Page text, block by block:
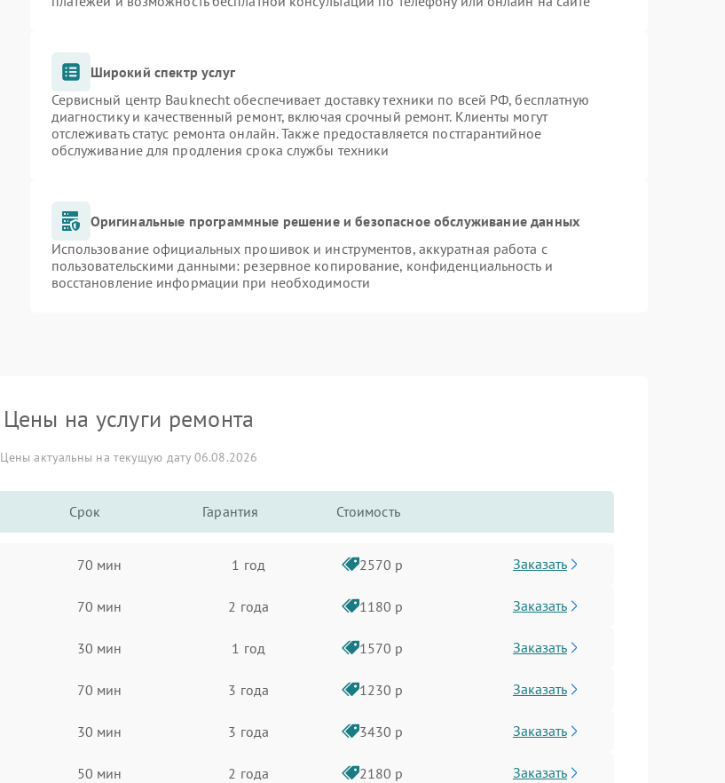
Широкий спектр услуг
Сервисный центр Bauknecht обеспечивает доставку техники по всей РФ, бесплатную
диагностику и качественный ремонт, включая срочный ремонт. Клиенты могут
отслеживать статус ремонта онлайн. Также предоставляется постгарантийное
обслуживание для продления срока службы техники
Оригинальные программные решение и безопасное обслуживание данных
Использование официальных прошивок и инструментов, аккуратная работа с
пользовательскими данными: резервное копирование, конфиденциальность и
восстановление информации при необходимости
Цены на услуги ремонта
Цены актуальны на текущую дату 06.08.2026
Срок Гарантия Стоимость
70 мин 1 год 2570 р Заказать
70 мин 2 года 1180 р Заказать
30 мин 1 год 1570 р Заказать
70 мин 3 года 1230 р Заказать
30 мин 3 года 3430 р Заказать
50 мин 2 года 2180 р Заказать